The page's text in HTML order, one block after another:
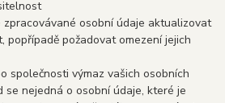
zpracovávané osobní údaje aktualizovat
popřípadě požadovat omezení jejich
společnosti výmaz vašich osobních
se nejedná o osobní údaje, které je